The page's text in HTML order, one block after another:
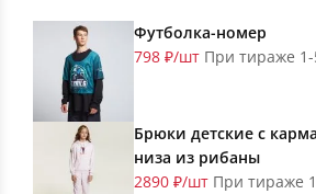
Футболка-номер
798 ₽/шт При тираже
Брюки детские с
низа из рибаны
2890 ₽/шт При тираже